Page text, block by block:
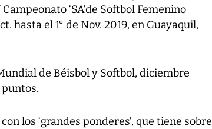
‘SA’de Softbol Femenino
hasta el 1° de Nov. 2019, en Guayaquil,
de Béisbol y Softbol, diciembre
puntos.
los ‘grandes ponderes’, que tiene sobre